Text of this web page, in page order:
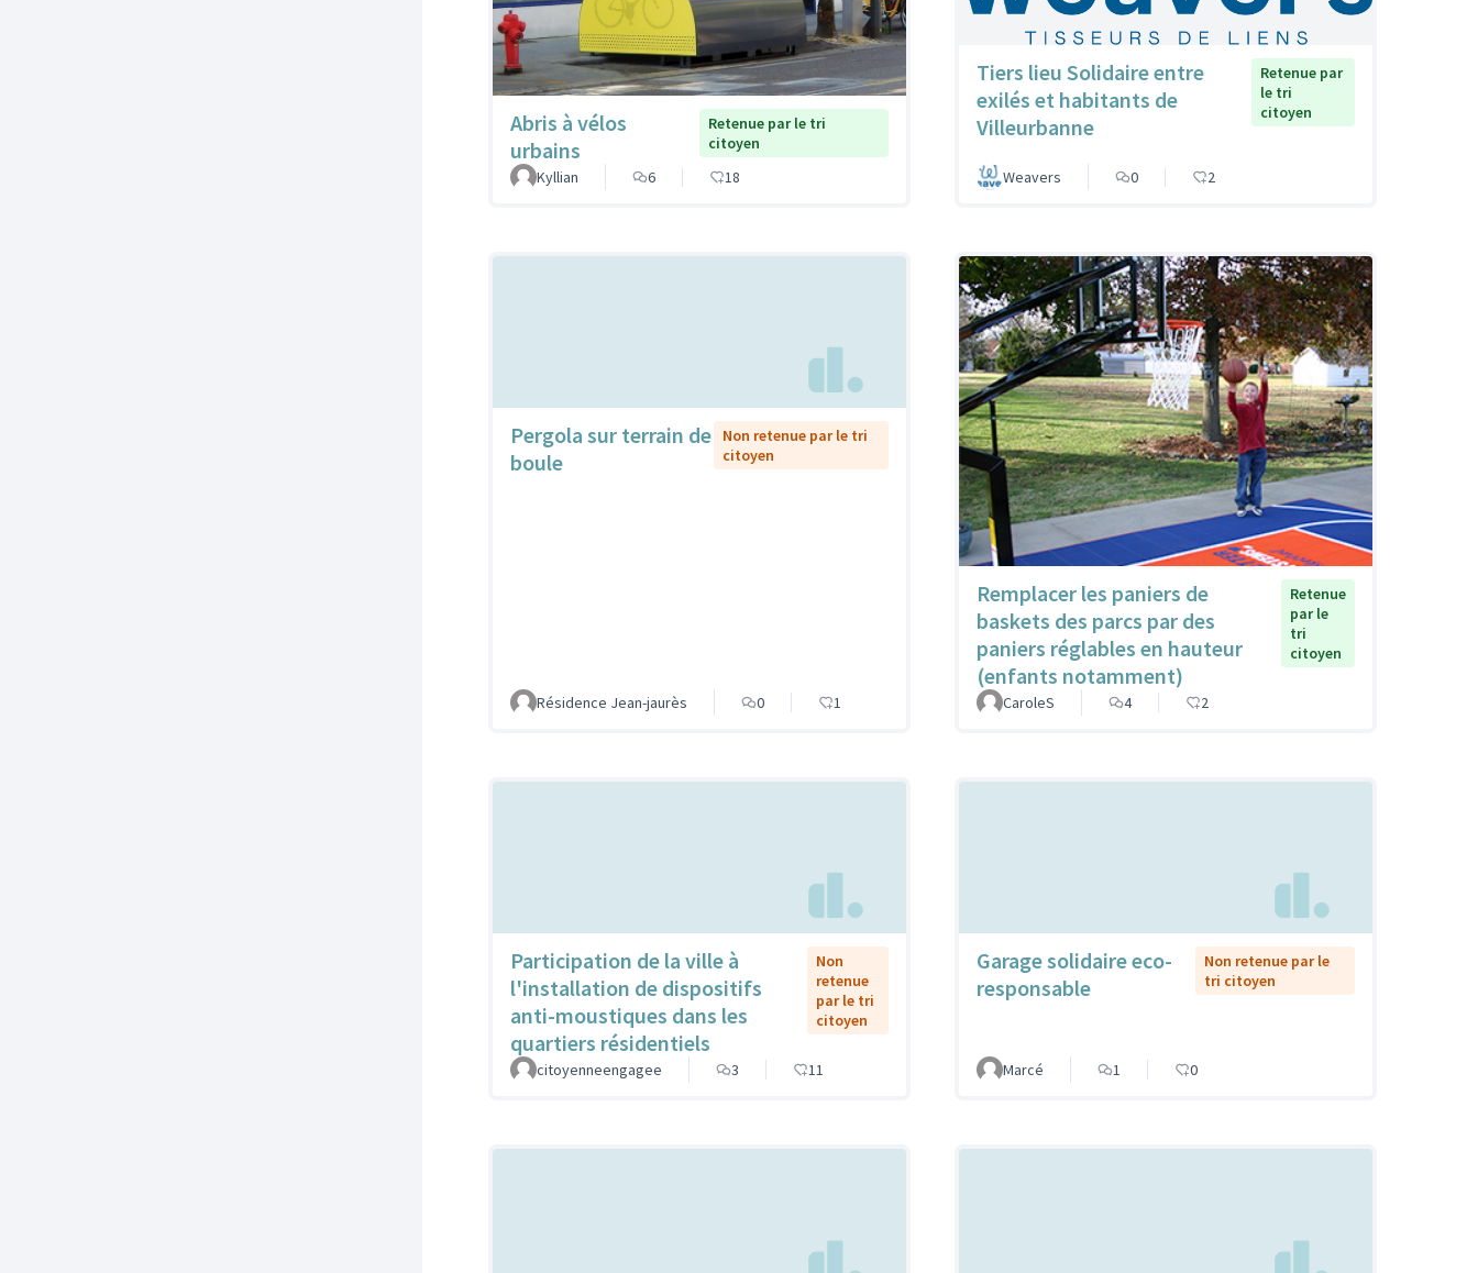
Abris à vélos
urbains
Retenue par le tri
citoyen
Kyllian
6 18
Tiers lieu Solidaire entre
exilés et habitants de
Villeurbanne
Retenue par
le tri
citoyen
Weavers 0 2
Pergola sur terrain de
boule
Non retenue par le tri
citoyen
Résidence Jean-jaurès 0 1
Remplacer les paniers de
baskets des parcs par des
paniers réglables en hauteur
(enfants notamment)
Retenue
par le
tri
citoyen
CaroleS 4 2
Participation de la ville à
l'installation de dispositifs
anti-moustiques dans les
quartiers résidentiels
Non
retenue
par le tri
citoyen
citoyenneengagee 3 11
Garage solidaire eco-
responsable
Non retenue par le
tri citoyen
Marcé 1 0